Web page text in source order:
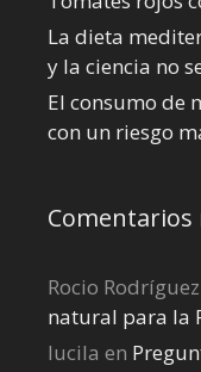
La dieta
y la ciencia no
El consumo de
con un riesgo
Comentarios
Rocio Rodríguez
natural para la
lucila en